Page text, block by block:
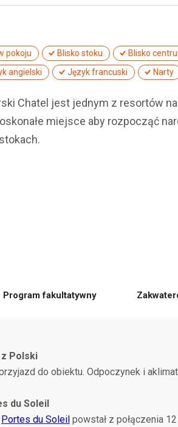
pokoju Blisko stoku
Blisko
angielski Język francuski Narty
Chatel jest jednym z resortów
miejsce aby rozpocząć
Program fakultatywny
z Polski
do obiektu. Odpoczynek i
du Soleil
Portes du Soleil powstał z połączenia